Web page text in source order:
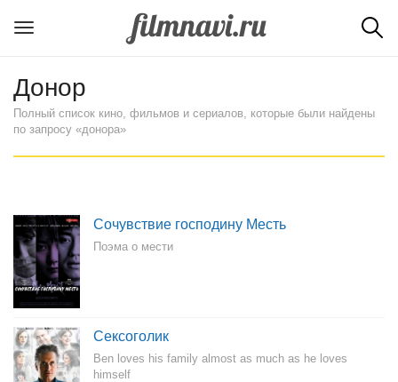
Донор
Полный список кино, фильмов и сериалов, которые были найдены
по запросу «донора»
Сочувствие господину Месть
Поэма о мести
Сексоголик
Ben loves his family almost as much as he loves
himself